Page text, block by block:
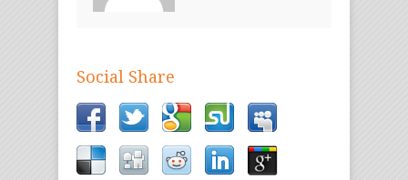
Social Share